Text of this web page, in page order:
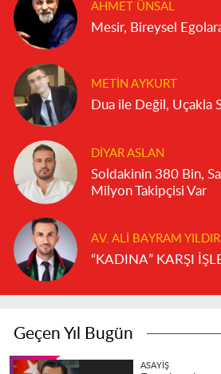
AHMET ÜNSAL
Mesir, Bireysel
METIN AYKURT
Dua ile Değil, Uçakla
DIYAR ASLAN
Soldakinin 380 Bin,
Milyon Takipçisi Var
AV. ALI BAYRAM
“KADINA” KARŞI
Geçen Yıl Bugün
ASAYIŞ